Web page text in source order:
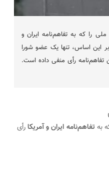
ملی را که به تفاهم‌نامه ایران و
بر این اساس، تنها یک عضو شورا
تفاهم‌نامه رأی منفی داده است.
تفاهم‌نامه ایران و آمریکارأی